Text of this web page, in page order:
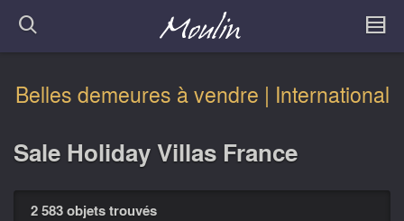
Belles demeures à vendre | International
Sale Holiday Villas France
2 583 objets trouvés